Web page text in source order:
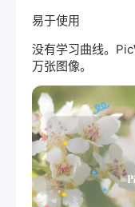
易于使用
没有学习曲线。
万张图像。